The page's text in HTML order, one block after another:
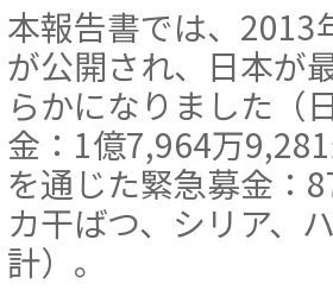
本報告書では、2013
が公開され、日本が
らかになりました（
金：1億7,964万
を通じた緊急募金：
カ干ばつ、シリア、
計）。